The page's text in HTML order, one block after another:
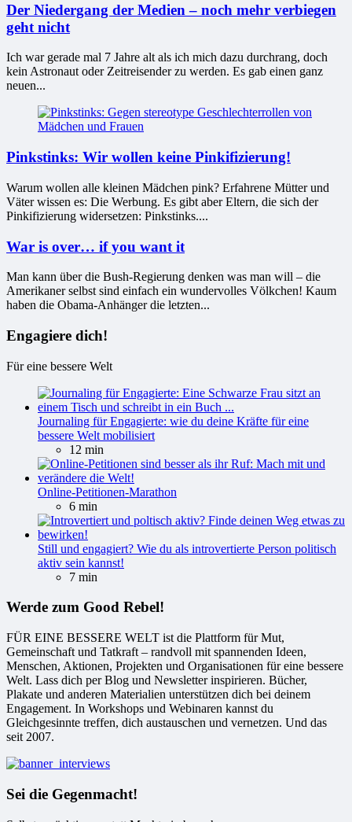
Der Niedergang der Medien – noch mehr verbiegen
geht nicht
Ich war gerade mal 7 Jahre alt als ich mich dazu durchrang, doch
kein Astronaut oder Zeitreisender zu werden. Es gab einen ganz
neuen...
Pinkstinks: Wir wollen keine Pinkifizierung!
Warum wollen alle kleinen Mädchen pink? Erfahrene Mütter und
Väter wissen es: Die Werbung. Es gibt aber Eltern, die sich der
Pinkifizierung widersetzen: Pinkstinks....
War is over… if you want it
Man kann über die Bush-Regierung denken was man will – die
Amerikaner selbst sind einfach ein wundervolles Völkchen! Kaum
haben die Obama-Anhänger die letzten...
Engagiere dich!
Für eine bessere Welt
Journaling für Engagierte: wie du deine Kräfte für eine
bessere Welt mobilisiert
12 min
Online-Petitionen-Marathon
6 min
Still und engagiert? Wie du als introvertierte Person politisch
aktiv sein kannst!
7 min
Werde zum Good Rebel!
FÜR EINE BESSERE WELT ist die Plattform für Mut,
Gemeinschaft und Tatkraft – randvoll mit spannenden Ideen,
Menschen, Aktionen, Projekten und Organisationen für eine bessere
Welt. Lass dich per Blog und Newsletter inspirieren. Bücher,
Plakate und anderen Materialien unterstützen dich bei deinem
Engagement. In Workshops und Webinaren kannst du
Gleichgesinnte treffen, dich austauschen und vernetzen. Und das
seit 2007.
Sei die Gegenmacht!